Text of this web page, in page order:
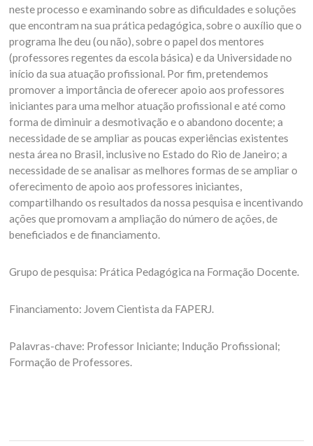
neste processo e examinando sobre as dificuldades e soluções
que encontram na sua prática pedagógica, sobre o auxílio que o
programa lhe deu (ou não), sobre o papel dos mentores
(professores regentes da escola básica) e da Universidade no
início da sua atuação profissional. Por fim, pretendemos
promover a importância de oferecer apoio aos professores
iniciantes para uma melhor atuação profissional e até como
forma de diminuir a desmotivação e o abandono docente; a
necessidade de se ampliar as poucas experiências existentes
nesta área no Brasil, inclusive no Estado do Rio de Janeiro; a
necessidade de se analisar as melhores formas de se ampliar o
oferecimento de apoio aos professores iniciantes,
compartilhando os resultados da nossa pesquisa e incentivando
ações que promovam a ampliação do número de ações, de
beneficiados e de financiamento.
Grupo de pesquisa: Prática Pedagógica na Formação Docente.
Financiamento: Jovem Cientista da FAPERJ.
Palavras-chave: Professor Iniciante; Indução Profissional;
Formação de Professores.